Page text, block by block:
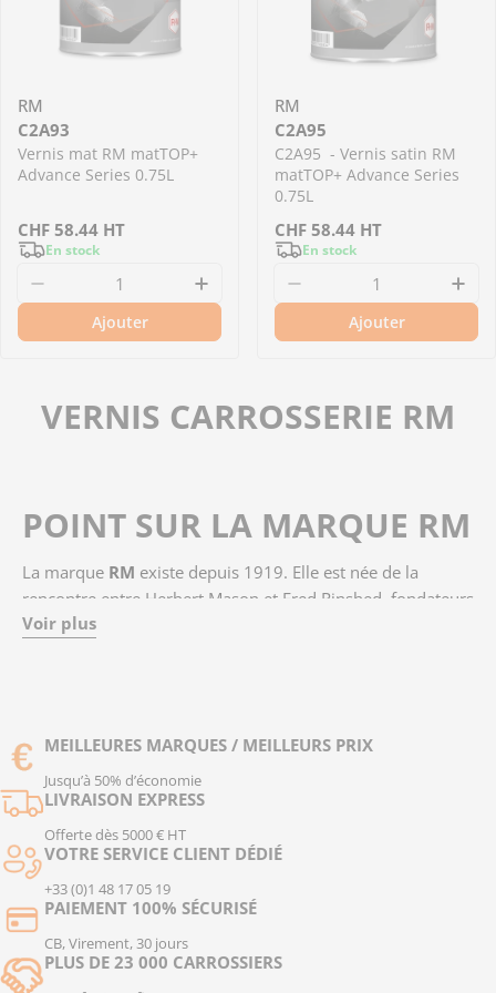
RM
C2A93
Vernis mat RM matTOP+
Advance Series 0.75L
Prix
régulier
CHF 58.44 HT
En stock
Diminuer la quantité pour C2A93 - Vernis mat
Augmenter la quantité pour
Ajouter
RM
C2A95
C2A95 - Vernis satin RM
matTOP+ Advance Series
0.75L
Prix
régulier
CHF 58.44 HT
En stock
Diminuer la
Ajouter
VERNIS CARROSSERIE RM
POINT SUR LA MARQUE RM
La marque RM existe depuis 1919. Elle est née de la
rencontre entre Herbert Mason et Fred Rinshed, fondateurs
deRinshed-Mason
carrossiers professionnels , en développant des produits
conçus pour optimiser la productivité en atelier. Sa mission
: proposer des solutions rentables à long terme grâce à des
systèmes de peinture faciles à appliquer
consommation, à séchage rapide, tout en étant
respectueux de l’environnement.
LES PRODUITS RM
La gamme RM comprend :
Des mastics
Voir plus
MEILLEURES MARQUES / MEILLEURS PRIX
Jusqu’à 50% d’économie
LIVRAISON EXPRESS
Offerte dès 5000 € HT
VOTRE SERVICE CLIENT DÉDIÉ
+33 (0)1 48 17 05 19
PAIEMENT 100% SÉCURISÉ
CB, Virement, 30 jours
PLUS DE 23 000 CARROSSIERS